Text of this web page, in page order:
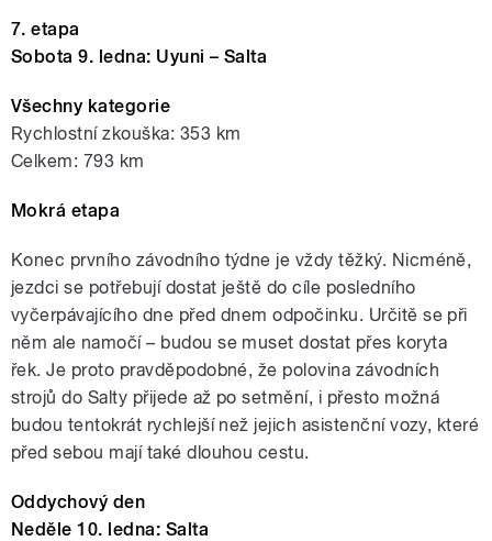
7. etapa
Sobota 9. ledna: Uyuni – Salta
Všechny kategorie
Rychlostní zkouška: 353 km
Celkem: 793 km
Mokrá etapa
Konec prvního závodního týdne je vždy těžký. Nicméně,
jezdci se potřebují dostat ještě do cíle posledního
vyčerpávajícího dne před dnem odpočinku. Určitě se při
něm ale namočí – budou se muset dostat přes koryta
řek. Je proto pravděpodobné, že polovina závodních
strojů do Salty přijede až po setmění, i přesto možná
budou tentokrát rychlejší než jejich asistenční vozy, které
před sebou mají také dlouhou cestu.
Oddychový den
Neděle 10. ledna: Salta